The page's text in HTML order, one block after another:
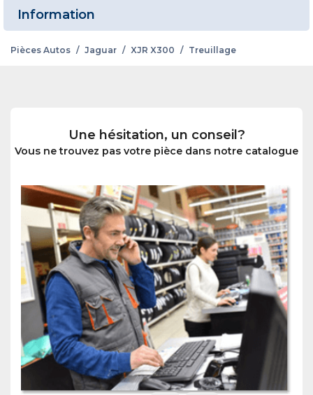
Information
Pièces Autos / Jaguar / XJR X300 / Treuillage
Une hésitation, un conseil?
Vous ne trouvez pas votre pièce dans notre catalogue